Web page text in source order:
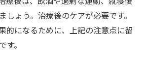
しょう。治療後のケアが必要です。
的になるために、上記の注意点に留
。